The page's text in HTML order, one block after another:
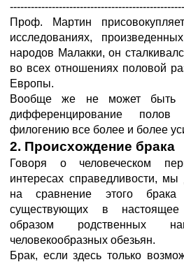
Проф. Мартин
исследованиях,
народов Малакки, он
во всех отношениях половой
Европы.
Вообще же не может
дифференцирование
филогению все более и более
2. Происхождение брака
Говоря о человеческом
интересах справедливости, мы
на сравнение этого
существующих в
образом родственных
человекообразных обезьян.
Брак, если здесь только